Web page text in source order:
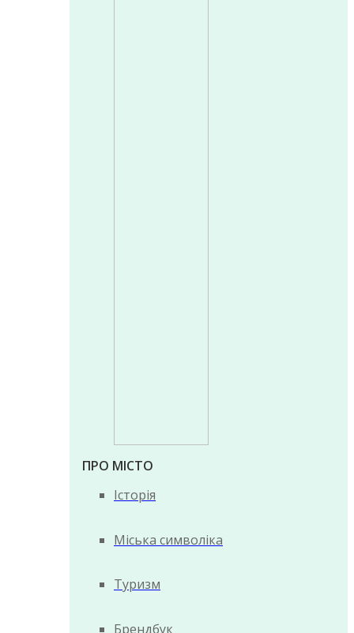
ПРО МІСТО
Історія
Міська символіка
Туризм
Брендбук